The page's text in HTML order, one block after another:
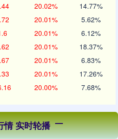
20.02% 14.77%
20.01% 5.62%
20.01% 6.12%
20.01% 18.37%
20.01% 6.83%
20.01% 17.26%
20.00% 7.68%
情 实时轮播